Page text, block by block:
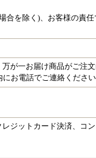
合を除く)、お客様の責
が一お届け商品がご注
お電話でご連絡ください
ジットカード決済、コ